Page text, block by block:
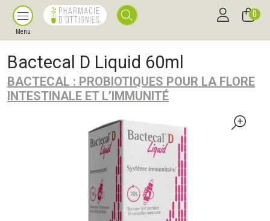
Menu
0
Bactecal D Liquid 60ml
BACTECAL : PROBIOTIQUES POUR LA FLORE
INTESTINALE ET L’IMMUNITÉ